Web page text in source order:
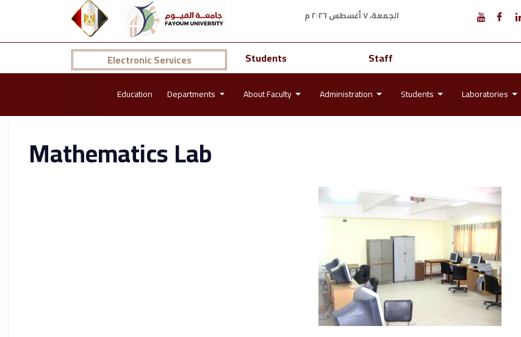
الجمعة، ٧ أغسطس ٢٠٢٦ م
Electronic Services Students Staff
Education Departments About Faculty Administration Students Laboratories
Mathematics Lab